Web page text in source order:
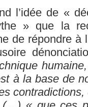
l’idée de «
» que la
de répondre à
à la base de